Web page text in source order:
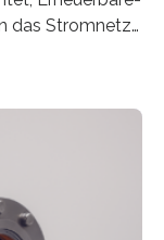
das Stromnetz
hinkt
in einem
– inklusive der
Der
Anlagen